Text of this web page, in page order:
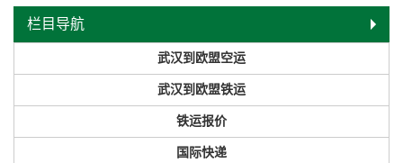
栏目导航
武汉到欧盟空运
武汉到欧盟铁运
铁运报价
国际快递